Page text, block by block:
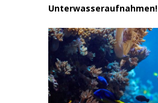
Unterwasseraufnahmen!